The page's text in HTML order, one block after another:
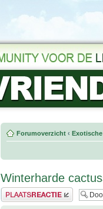
Forumoverzicht ‹
Winterharde
Plaats een reactie